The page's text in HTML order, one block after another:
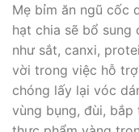
Mẹ bỉm ăn ngũ cốc
hạt chia sẽ bổ
như sắt, canxi,
vời trong việc hỗ
chóng lấy lại vóc
vùng bụng, đùi,